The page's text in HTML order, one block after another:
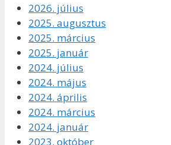
2026. július
2025. augusztus
2025. március
2025. január
2024. július
2024. május
2024. április
2024. március
2024. január
2023. október